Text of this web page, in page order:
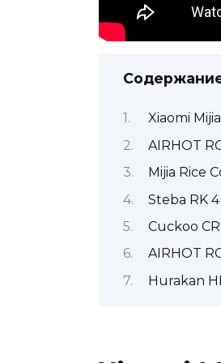
Xiaomi
AIRHOT
Mijia Rice
Steba RK 4
Cuckoo
AIRHOT
Hurakan